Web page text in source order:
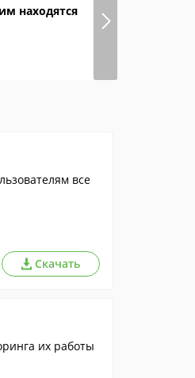
находятся
все
Скачать
их работы